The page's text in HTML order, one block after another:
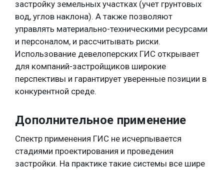
застройку земельных участках (учет грунтовых
вод, углов наклона). А также позволяют
управлять материально-техническими ресурсами
и персоналом, и рассчитывать риски.
Использование девелоперских ГИС открывает
для компаний-застройщиков широкие
перспективы и гарантирует уверенные позиции в
конкурентной среде.
Дополнительное применение
Спектр применения ГИС не исчерпывается
стадиями проектирования и проведения
застройки. На практике такие системы все шире